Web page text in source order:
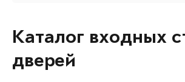
Каталог входных
дверей